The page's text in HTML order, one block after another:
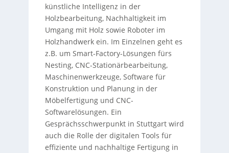
künstliche Intelligenz in der
Holzbearbeitung, Nachhaltigkeit im
Umgang mit Holz sowie Roboter im
Holzhandwerk ein. Im Einzelnen geht es
z.B. um Smart-Factory-Lösungen fürs
Nesting, CNC-Stationärbearbeitung,
Maschinenwerkzeuge, Software für
Konstruktion und Planung in der
Möbelfertigung und CNC-
Softwarelösungen. Ein
Gesprächsschwerpunkt in Stuttgart wird
auch die Rolle der digitalen Tools für
effiziente und nachhaltige Fertigung in